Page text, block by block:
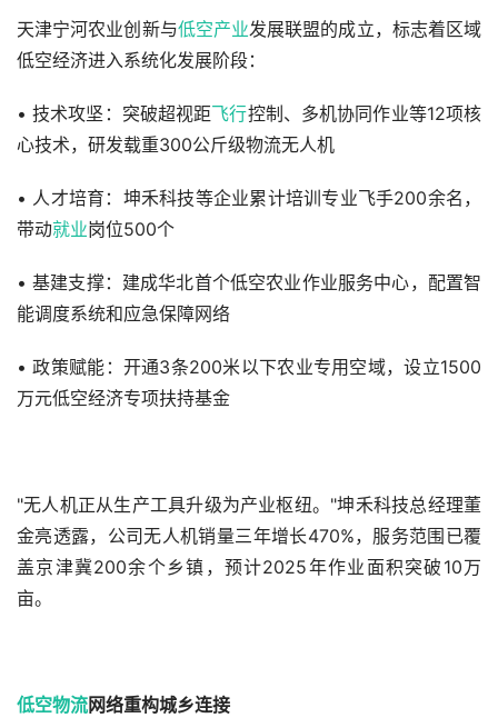
天津宁河农业创新与低空产业发展联盟的成立，标志着区域
低空经济进入系统化发展阶段：
• 技术攻坚：突破超视距飞行控制、多机协同作业等12项核
心技术，研发载重300公斤级物流无人机
• 人才培育：坤禾科技等企业累计培训专业飞手200余名，
带动就业岗位500个
• 基建支撑：建成华北首个低空农业作业服务中心，配置智
能调度系统和应急保障网络
• 政策赋能：开通3条200米以下农业专用空域，设立1500
万元低空经济专项扶持基金
"无人机正从生产工具升级为产业枢纽。"坤禾科技总经理董
金亮透露，公司无人机销量三年增长470%，服务范围已覆
盖京津冀200余个乡镇，预计2025年作业面积突破10万
亩。
低空物流网络重构城乡连接